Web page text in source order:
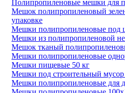
Полипропиленовые мешки для
Мешок полипропиленовый
упаковке
Мешки полипропиленовые под
Мешки из полипропиленовой
Мешок тканый
Мешки полипропиленовые
Мешки пищевые 50 кг
Мешки под строительный
Мешки полипропиленовые для